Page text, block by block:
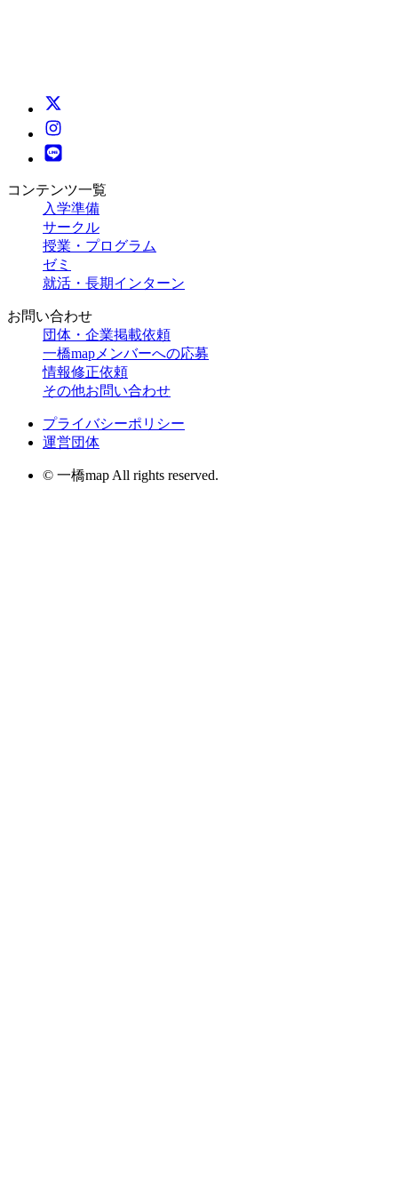
コンテンツ一覧
入学準備
サークル
授業・プログラム
ゼミ
就活・長期インターン
お問い合わせ
団体・企業掲載依頼
一橋mapメンバーへの応募
情報修正依頼
その他お問い合わせ
プライバシーポリシー
運営団体
© 一橋map All rights reserved.